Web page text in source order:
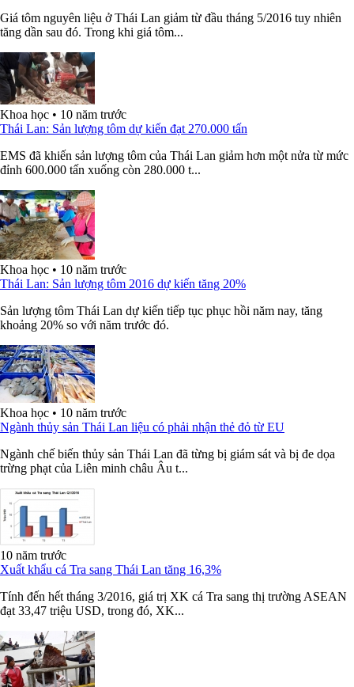
Giá tôm nguyên liệu ở Thái Lan giảm từ đầu tháng 5/2016 tuy nhiên
tăng dần sau đó. Trong khi giá tôm...
Khoa học • 10 năm trước
Thái Lan: Sản lượng tôm dự kiến đạt 270.000 tấn
EMS đã khiến sản lượng tôm của Thái Lan giảm hơn một nửa từ mức
đỉnh 600.000 tấn xuống còn 280.000 t...
Khoa học • 10 năm trước
Thái Lan: Sản lượng tôm 2016 dự kiến tăng 20%
Sản lượng tôm Thái Lan dự kiến tiếp tục phục hồi năm nay, tăng
khoảng 20% so với năm trước đó.
Khoa học • 10 năm trước
Ngành thủy sản Thái Lan liệu có phải nhận thẻ đỏ từ EU
Ngành chế biến thủy sản Thái Lan đã từng bị giám sát và bị đe dọa
trừng phạt của Liên minh châu Âu t...
10 năm trước
Xuất khẩu cá Tra sang Thái Lan tăng 16,3%
Tính đến hết tháng 3/2016, giá trị XK cá Tra sang thị trường ASEAN
đạt 33,47 triệu USD, trong đó, XK...